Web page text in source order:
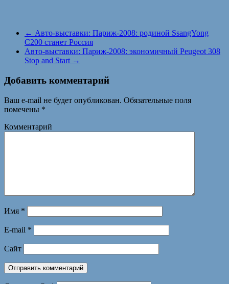
← Авто-выставки: Париж-2008: родиной SsangYong
С200 станет Россия
Авто-выставки: Париж-2008: экономичный Peugeot 308
Stop and Start →
Добавить комментарий
Ваш e-mail не будет опубликован. Обязательные поля
помечены *
Комментарий
Имя *
E-mail *
Сайт